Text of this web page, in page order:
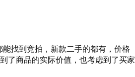
找到竞拍，新款二手的都有，价格
了商品的实际价值，也考虑到了买家